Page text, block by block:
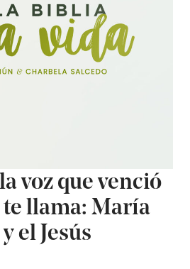
voz que venció
llama: María
el Jesús